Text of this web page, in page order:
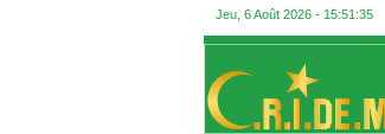
Jeu, 6 Août 2026 - 15:51:36